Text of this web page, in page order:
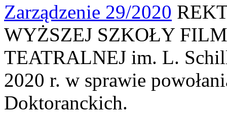
Zarządzenie 29/2020
WYŻSZEJ SZKOŁY
TEATRALNEJ im. L.
2020 r. w sprawie
Doktoranckich.